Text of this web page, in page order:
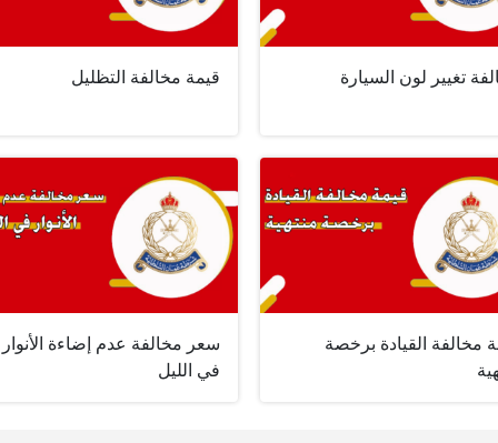
تغيير لون السيارة قيمة مخالفة التظليل
مخالفة القيادة برخصة
سعر مخالفة عدم إضاءة الأنوار
في الليل